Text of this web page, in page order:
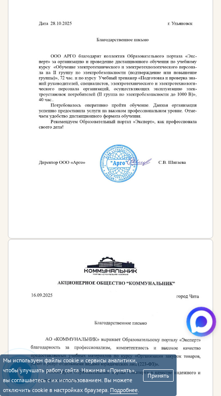
Мы используем файлы cookie и сервисы аналитики,
чтобы улучшать работу сайта. Нажимая «Принять»,
вы соглашаетесь с их использованием. Вы можете
отключить cookie в настройках браузера. Подробнее.
Принять